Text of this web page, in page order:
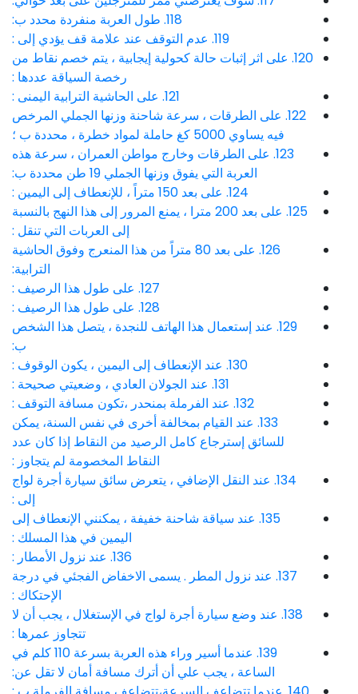
118. طول العربة منفردة محدد ب:
119. عدم التوقف عند علامة قف يؤدي إلى :
120. على اثر إثبات حالة كحولية إيجابية ، يتم خصم نقاط من
رخصة السياقة عددها :
121. على الحاشية الترابية اليمنى :
122. على الطرقات ، سرعة شاحنة وزنها الجملي المرخص
فيه يساوي 5000 كغ حاملة لمواد خطرة ، محددة ب ؛
123. على الطرقات وخارج مواطن العمران ، سرعة هذه
العربة التي يفوق وزنها الجملي 19 طن محددة ب:
124. على بعد 150 متراً ، للإنعطاف إلى اليمين :
125. على بعد 200 مترا ، يمنع المرور إلى هذا النهج بالنسبة
إلى العربات التي تنقل :
126. على بعد 80 متراً من هذا المنعرج وفوق الحاشية
الترابية:
127. على طول هذا الرصيف :
128. على طول هذا الرصيف :
129. عند إستعمال هذا الهاتف للنجدة ، يتصل هذا الشخص
ب:
130. عند الإنعطاف إلى اليمين ، يكون الوقوف :
131. عند الجولان العادي ، وضعيتي صحيحة :
132. عند الفرملة بمنحدر ،تكون مسافة التوقف :
133. عند القيام بمخالفة أخرى في نفس السنة، يمكن
للسائق إسترجاع كامل الرصيد من النقاط إذا كان عدد
النقاط المخصومة لم يتجاوز :
134. عند النقل الإضافي ، يتعرض سائق سيارة أجرة لواج
إلى :
135. عند سياقة شاحنة خفيفة ، يمكنني الإنعطاف إلى
اليمين في هذا المسلك :
136. عند نزول الأمطار :
137. عند نزول المطر . يسمى الاخفاض الفجئي في درجة
الإحتكاك :
138. عند وضع سيارة أجرة لواج في الإستغلال ، يجب أن لا
تتجاوز عمرها :
139. عندما أسير وراء هذه العربة بسرعة 110 كلم في
الساعة ، يجب علي أن أترك مسافة أمان لا تقل عن: